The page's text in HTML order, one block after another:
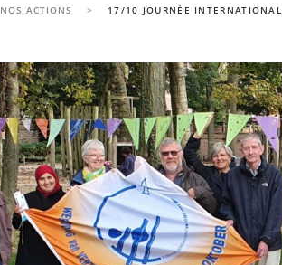
NOS ACTIONS >
17/10 JOURNÉE